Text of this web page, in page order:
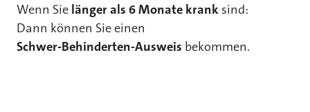
Wenn Sie länger als 6 Monate krank sind:
Dann können Sie einen
Schwer-Behinderten-Ausweis bekommen.